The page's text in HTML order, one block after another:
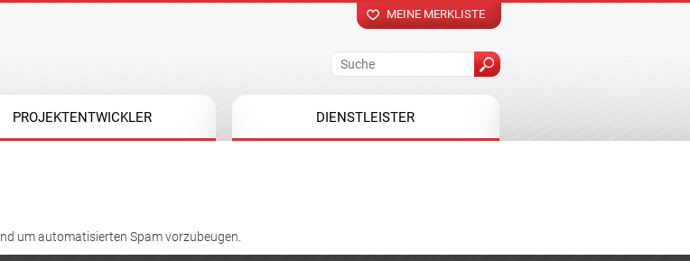
MEINE MERKLISTE
PROJEKTENTWICKLER DIENSTLEISTER
um automatisierten Spam vorzubeugen.